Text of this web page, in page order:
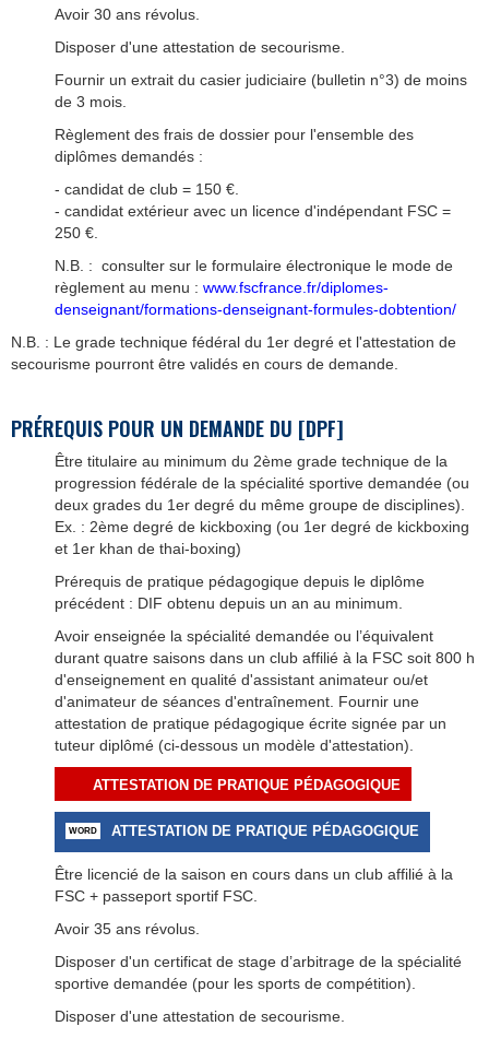
Avoir 30 ans révolus.
Disposer d'une attestation de secourisme.
Fournir un extrait du casier judiciaire (bulletin n°3) de moins
de 3 mois.
Règlement des frais de dossier pour l'ensemble des
diplômes demandés :
- candidat de club = 150 €.
- candidat extérieur avec un licence d'indépendant FSC =
250 €.
N.B. : consulter sur le formulaire électronique le mode de
règlement au menu : www.fscfrance.fr/diplomes-
denseignant/formations-denseignant-formules-dobtention/
N.B. : Le grade technique fédéral du 1er degré et l'attestation de
secourisme pourront être validés en cours de demande.
PRÉREQUIS POUR UN DEMANDE DU [DPF]
Être titulaire au minimum du 2ème grade technique de la
progression fédérale de la spécialité sportive demandée (ou
deux grades du 1er degré du même groupe de disciplines).
Ex. : 2ème degré de kickboxing (ou 1er degré de kickboxing
et 1er khan de thai-boxing)
Prérequis de pratique pédagogique depuis le diplôme
précédent : DIF obtenu depuis un an au minimum.
Avoir enseignée la spécialité demandée ou l’équivalent
durant quatre saisons dans un club affilié à la FSC soit 800 h
d'enseignement en qualité d'assistant animateur ou/et
d'animateur de séances d'entraînement. Fournir une
attestation de pratique pédagogique écrite signée par un
tuteur diplômé (ci-dessous un modèle d'attestation).
ATTESTATION DE PRATIQUE PÉDAGOGIQUE
ATTESTATION DE PRATIQUE PÉDAGOGIQUE
Être licencié de la saison en cours dans un club affilié à la
FSC + passeport sportif FSC.
Avoir 35 ans révolus.
Disposer d'un certificat de stage d’arbitrage de la spécialité
sportive demandée (pour les sports de compétition).
Disposer d'une attestation de secourisme.